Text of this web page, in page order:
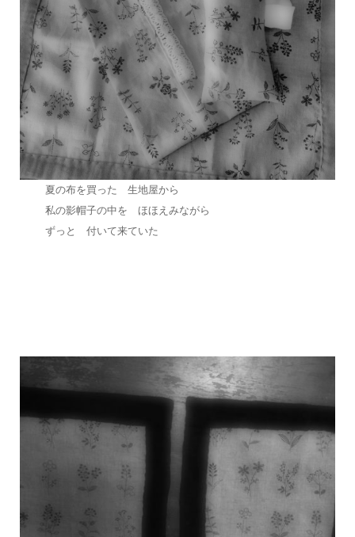
夏の布を買った 生地屋から
私の影帽子の中を ほほえみながら
ずっと 付いて来ていた